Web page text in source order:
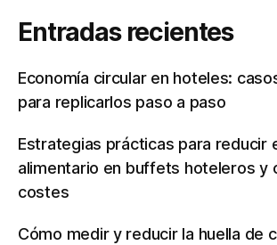
Entradas recientes
Economía circular en hoteles:
para replicarlos paso a paso
Estrategias prácticas para reducir
alimentario en buffets hoteleros y
costes
Cómo medir y reducir la huella de